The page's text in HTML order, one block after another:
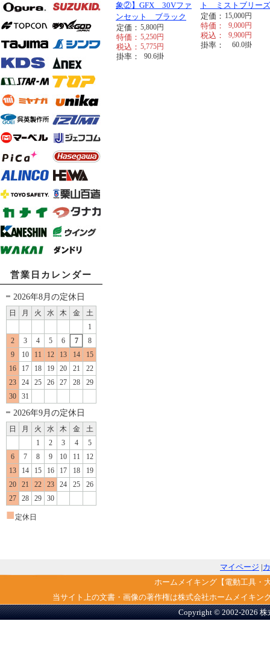
営業日カレンダー
2026年8月の定休日
日 月 火 水 木 金
土
1
2
3 4 5 6 7
8
9
10 11 12 13 14
15
16
17 18 19 20 21
22
23
24 25 26 27 28
29
30
31
2026年9月の定休日
日 月 火 水 木 金
土
1
2 3 4
5
6
7 8 9 10 11
12
13
14 15 16 17 18
19
20
21 22 23 24 25
26
27
28 29 30
■ 定休日
象②】GFX 30Vファ
ンセット ブラック
定価： 5,800円
特価： 5,250円
税込： 5,775円
掛率： 90.6掛
ト ミストブリーズ
定価： 15,000円
特価： 9,000円
税込： 9,900円
掛率： 60.0掛
マイページ |
ホームメイキング【電動工具・
当サイト上の文書・画像の著作権は株式会社ホームメイキ
Copyright © 2002-2026